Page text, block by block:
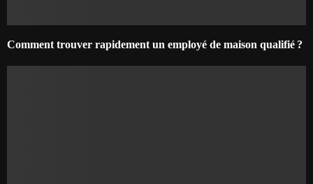
Comment trouver rapidement un employé de maison qualifié ?